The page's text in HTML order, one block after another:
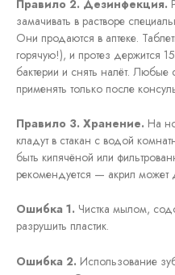
Правило 2. Дезинфекция.
замачивать в растворе
Они продаются в аптеке.
горячую!), и протез держится
бактерии и снять налёт. Любые
применять только после
Правило 3. Хранение. На
кладут в стакан с водой
быть кипячёной или
рекомендуется — акрил может
Ошибка 1. Чистка мылом,
разрушить пластик.
Ошибка 2. Использование